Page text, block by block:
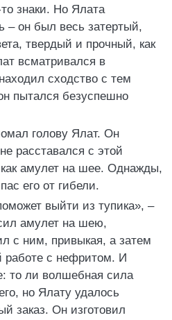
знаки. Но Ялата
– он был весь затертый,
твердый и прочный, как
всматривался в
сходство с тем
пытался безуспешно
голову Ялат. Он
расставался с этой
амулет на шее. Однажды,
его от гибели.
выйти из тупика», –
амулет на шею,
с ним, привыкая, а затем
работе с нефритом. И
то ли волшебная сила
но Ялату удалось
заказ. Он изготовил